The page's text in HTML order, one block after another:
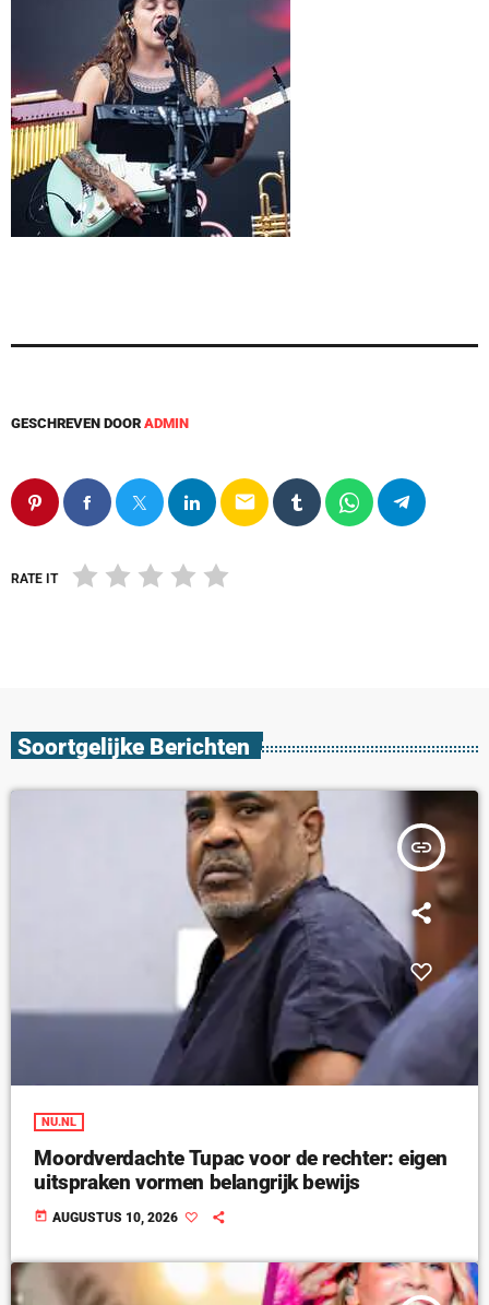
GESCHREVEN DOOR ADMIN
email
RATE IT
Soortgelijke Berichten
insert_link
NU.NL
Moordverdachte Tupac voor de rechter: eigen
uitspraken vormen belangrijk bewijs
today AUGUSTUS 10, 2026